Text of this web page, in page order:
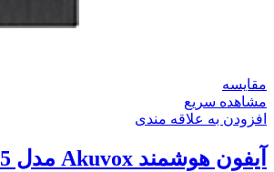
مقایسه
مشاهده سریع
افزودن به علاقه مندی
آیفون هوشمند Akuvox مدل R25